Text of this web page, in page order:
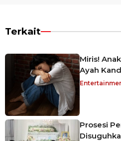
Terkait
Miris!
Ayah
Prosesi